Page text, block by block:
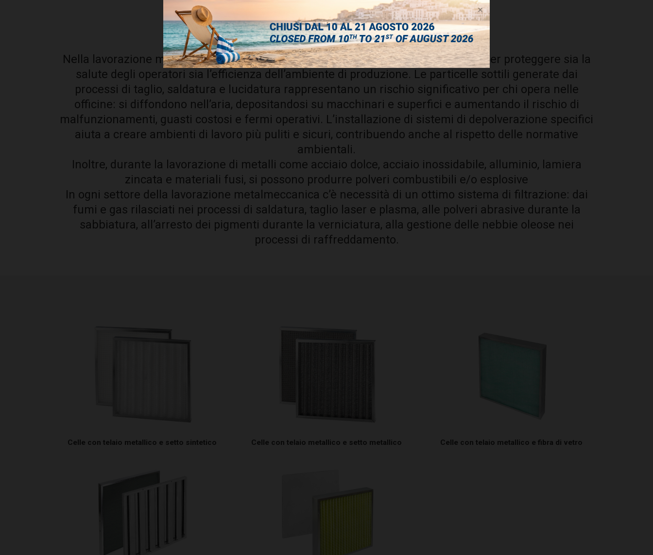
Saldatura metalli
Nella lavorazione meccanica dei metalli, un’efficace filtrazione dell’aria è cruciale per proteggere sia la
salute degli operatori sia l’efficienza dell’ambiente di produzione. Le particelle sottili generate dai
processi di taglio, saldatura e lucidatura rappresentano un rischio significativo per chi opera nelle
officine: si diffondono nell’aria, depositandosi su macchinari e superfici e aumentando il rischio di
malfunzionamenti, guasti costosi e fermi operativi. L’installazione di sistemi di depolverazione specifici
aiuta a creare ambienti di lavoro più puliti e sicuri, contribuendo anche al rispetto delle normative
ambientali.
Inoltre, durante la lavorazione di metalli come acciaio dolce, acciaio inossidabile, alluminio, lamiera
zincata e materiali fusi, si possono produrre polveri combustibili e/o esplosive
In ogni settore della lavorazione metalmeccanica c’è necessità di un ottimo sistema di filtrazione: dai
fumi e gas rilasciati nei processi di saldatura, taglio laser e plasma, alle polveri abrasive durante la
sabbiatura, all’arresto dei pigmenti durante la verniciatura, alla gestione delle nebbie oleose nei
processi di raffreddamento.
Celle con telaio metallico e setto sintetico Celle con telaio metallico e setto metallico Celle con telaio metallico e fibra di vetro